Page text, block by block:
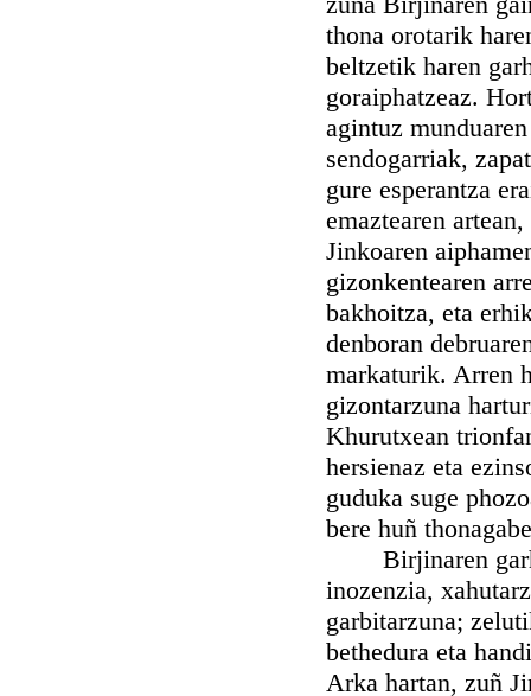
thona orotarik
beltzetik haren
goraiphatzeaz.
agintuz
sendogarriak,
gure esperantza
emaztearen
Jinkoaren
gizonkentearen
bakhoitza, eta
denboran
markaturik. Arren
gizontarzuna
Khurutxean
hersienaz eta
guduka suge
bere huñ
Birjinaren
inozenzia,
garbitarzuna;
bethedura eta
Arka hartan, zuñ